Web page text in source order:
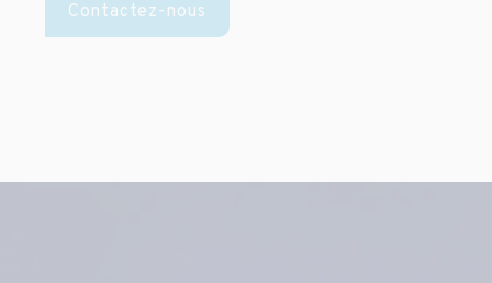
Contactez-nous